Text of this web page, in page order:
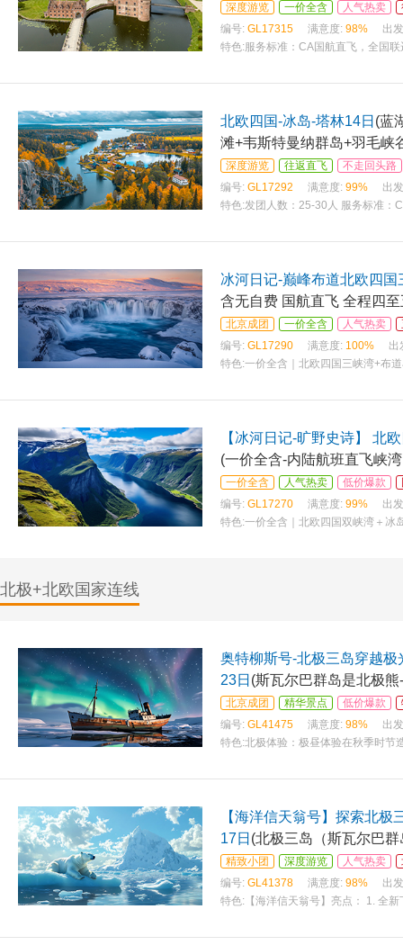
深度游览 一价全含 人气热卖
编号: GL17315 满意度: 98%
出
特色:服务标准：CA国航直飞，全国
北欧四国-冰岛-塔林14日 (蓝
滩+韦斯特曼纳群岛+羽毛峡
深度游览 往返直飞
不走回头路
编号: GL17292 满意度: 99%
出
特色:发团人数：25-30人 服务标准：
冰河日记-巅峰布道北欧四
含无自费 国航直飞 全程四
北京成团 一价全含 人气热卖
编号: GL17290 满意度: 100%
出
特色:一价全含｜北欧四国三峡湾+布
【冰河日记-旷野史诗】 北
(一价全含-内陆航班直飞峡
蓝湖)
一价全含 人气热卖 低价爆款
编号: GL17270 满意度: 99%
出
特色:一价全含｜北欧四国双峡湾＋冰
北极+北欧国家连线
奥特柳斯号-北极三岛穿越
23日 (斯瓦尔巴群岛是北极
鹿、鲸鱼、)
北京成团 精华景点 低价爆款
编号: GL41475 满意度: 98%
出
特色:北极体验：极昼体验在秋季时节
【海洋信天翁号】探索北
17日 (北极三岛（斯瓦尔巴
只有乘坐)
精致小团 深度游览 人气热卖
编号: GL41378 满意度: 98%
出
特色: 【海洋信天翁号】亮点： 1. 全